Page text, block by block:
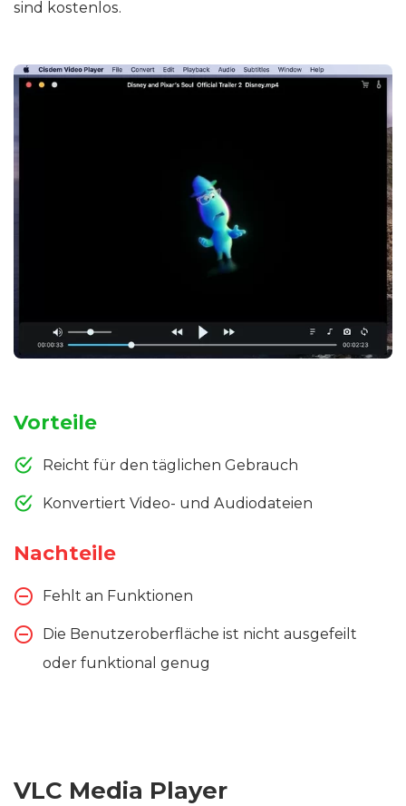
sind kostenlos.
Vorteile
Reicht für den täglichen Gebrauch
Konvertiert Video- und Audiodateien
Nachteile
Fehlt an Funktionen
Die Benutzeroberfläche ist nicht ausgefeilt
oder funktional genug
VLC Media Player